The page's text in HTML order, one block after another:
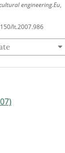
engineering.Eu,
lt.2007.986